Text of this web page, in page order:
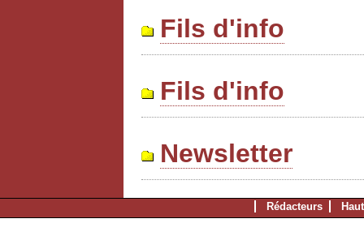
Fils d'info
Fils d'info
Newsletter
Rédacteurs